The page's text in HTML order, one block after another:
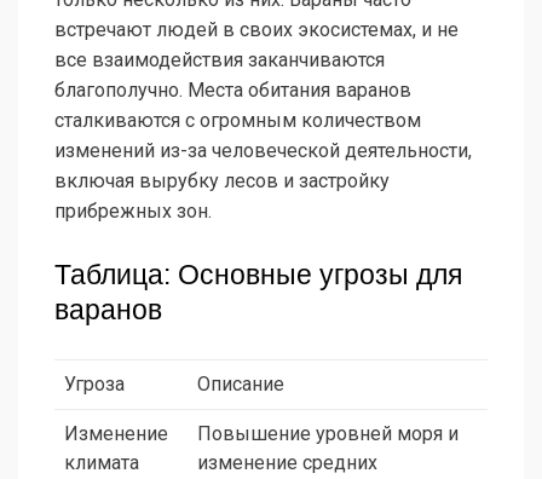
встречают людей в своих экосистемах, и не
все взаимодействия заканчиваются
благополучно. Места обитания варанов
сталкиваются с огромным количеством
изменений из-за человеческой деятельности,
включая вырубку лесов и застройку
прибрежных зон.
Таблица: Основные угрозы для
варанов
Угроза Описание
Изменение
климата
Повышение уровней моря и
изменение средних